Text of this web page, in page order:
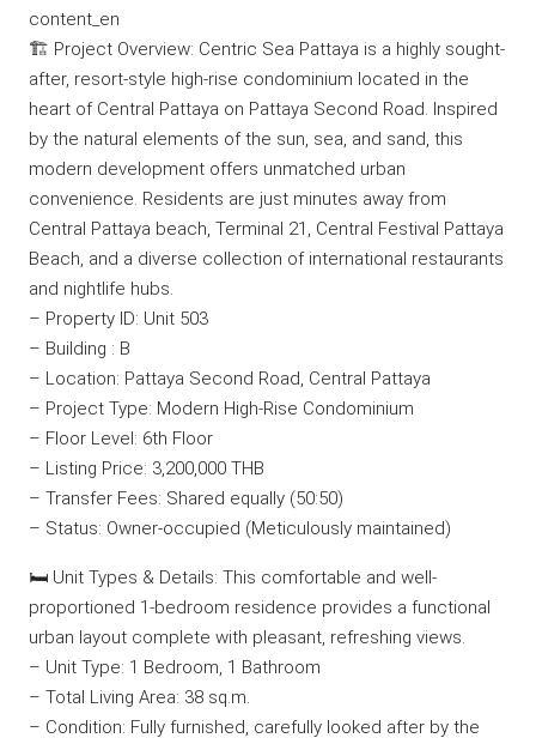
content_en
🏗️ Project Overview: Centric Sea Pattaya is a highly sought-
after, resort-style high-rise condominium located in the
heart of Central Pattaya on Pattaya Second Road. Inspired
by the natural elements of the sun, sea, and sand, this
modern development offers unmatched urban
convenience. Residents are just minutes away from
Central Pattaya beach, Terminal 21, Central Festival Pattaya
Beach, and a diverse collection of international restaurants
and nightlife hubs.
– Property ID: Unit 503
– Building : B
– Location: Pattaya Second Road, Central Pattaya
– Project Type: Modern High-Rise Condominium
– Floor Level: 6th Floor
– Listing Price: 3,200,000 THB
– Transfer Fees: Shared equally (50:50)
– Status: Owner-occupied (Meticulously maintained)
🛏️ Unit Types & Details: This comfortable and well-
proportioned 1-bedroom residence provides a functional
urban layout complete with pleasant, refreshing views.
– Unit Type: 1 Bedroom, 1 Bathroom
– Total Living Area: 38 sq.m.
– Condition: Fully furnished, carefully looked after by the